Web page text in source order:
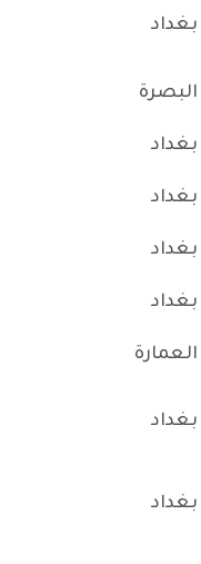
بغداد
البصرة
بغداد
بغداد
بغداد
بغداد
العمارة
بغداد
بغداد